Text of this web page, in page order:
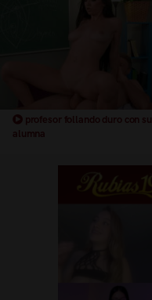
profesor follando duro con su
alumna